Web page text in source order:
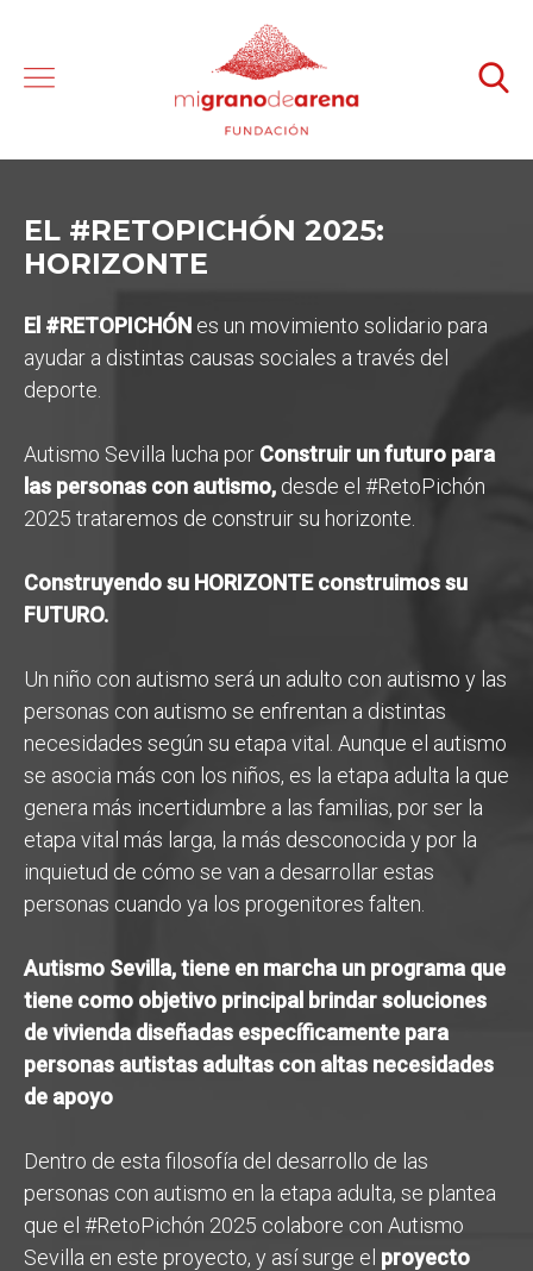
EL #RETOPICHÓN 2025:
HORIZONTE
El #RETOPICHÓN es un movimiento solidario para
ayudar a distintas causas sociales a través del
deporte.
Autismo Sevilla lucha por Construir un futuro para
las personas con autismo, desde el #RetoPichón
2025 trataremos de construir su horizonte.
Construyendo su HORIZONTE construimos su
FUTURO.
Un niño con autismo será un adulto con autismo y las
personas con autismo se enfrentan a distintas
necesidades según su etapa vital. Aunque el autismo
se asocia más con los niños, es la etapa adulta la que
genera más incertidumbre a las familias, por ser la
etapa vital más larga, la más desconocida y por la
inquietud de cómo se van a desarrollar estas
personas cuando ya los progenitores falten.
Autismo Sevilla, tiene en marcha un programa que
tiene como objetivo principal brindar soluciones
de vivienda diseñadas específicamente para
personas autistas adultas con altas necesidades
de apoyo
Dentro de esta filosofía del desarrollo de las
personas con autismo en la etapa adulta, se plantea
que el #RetoPichón 2025 colabore con Autismo
Sevilla en este proyecto, y así surge el proyecto